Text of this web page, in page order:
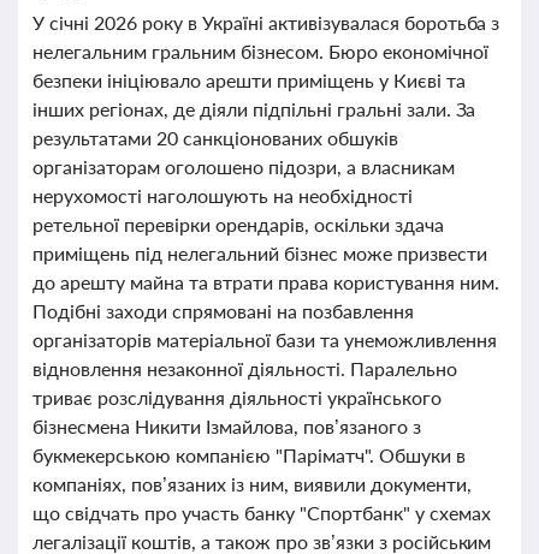
У січні 2026 року в Україні активізувалася боротьба з
нелегальним гральним бізнесом. Бюро економічної
безпеки ініціювало арешти приміщень у Києві та
інших регіонах, де діяли підпільні гральні зали. За
результатами 20 санкціонованих обшуків
організаторам оголошено підозри, а власникам
нерухомості наголошують на необхідності
ретельної перевірки орендарів, оскільки здача
приміщень під нелегальний бізнес може призвести
до арешту майна та втрати права користування ним.
Подібні заходи спрямовані на позбавлення
організаторів матеріальної бази та унеможливлення
відновлення незаконної діяльності. Паралельно
триває розслідування діяльності українського
бізнесмена Никити Ізмайлова, пов’язаного з
букмекерською компанією "Паріматч". Обшуки в
компаніях, пов’язаних із ним, виявили документи,
що свідчать про участь банку "Спортбанк" у схемах
легалізації коштів, а також про зв’язки з російським